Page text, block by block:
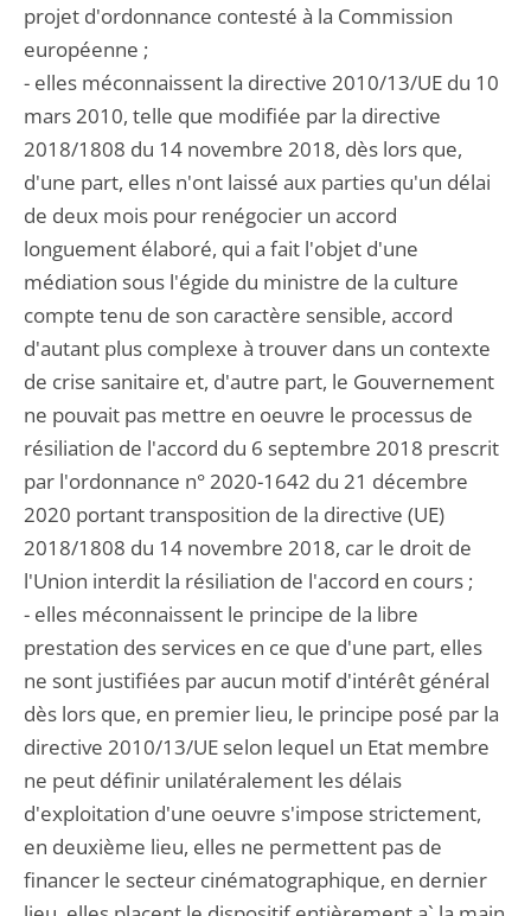
projet d'ordonnance contesté à la Commission
européenne ;
- elles méconnaissent la directive 2010/13/UE du 10
mars 2010, telle que modifiée par la directive
2018/1808 du 14 novembre 2018, dès lors que,
d'une part, elles n'ont laissé aux parties qu'un délai
de deux mois pour renégocier un accord
longuement élaboré, qui a fait l'objet d'une
médiation sous l'égide du ministre de la culture
compte tenu de son caractère sensible, accord
d'autant plus complexe à trouver dans un contexte
de crise sanitaire et, d'autre part, le Gouvernement
ne pouvait pas mettre en oeuvre le processus de
résiliation de l'accord du 6 septembre 2018 prescrit
par l'ordonnance n° 2020-1642 du 21 décembre
2020 portant transposition de la directive (UE)
2018/1808 du 14 novembre 2018, car le droit de
l'Union interdit la résiliation de l'accord en cours ;
- elles méconnaissent le principe de la libre
prestation des services en ce que d'une part, elles
ne sont justifiées par aucun motif d'intérêt général
dès lors que, en premier lieu, le principe posé par la
directive 2010/13/UE selon lequel un Etat membre
ne peut définir unilatéralement les délais
d'exploitation d'une oeuvre s'impose strictement,
en deuxième lieu, elles ne permettent pas de
financer le secteur cinématographique, en dernier